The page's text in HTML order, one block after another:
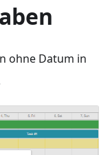
ohne Datum in